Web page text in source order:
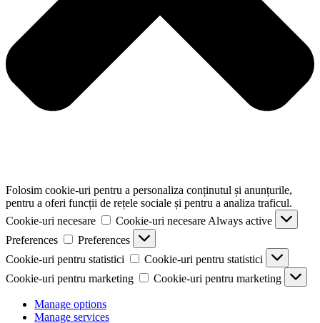
Folosim cookie-uri pentru a personaliza conținutul și anunțurile,
pentru a oferi funcții de rețele sociale și pentru a analiza traficul.
Cookie-uri necesare
Cookie-uri necesare Always active
Preferences
Preferences
Cookie-uri pentru statistici
Cookie-uri pentru statistici
Cookie-uri pentru marketing
Cookie-uri pentru marketing
Manage options
Manage services